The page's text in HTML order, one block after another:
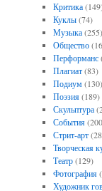
Критика
Куклы(74)
Музыка(255)
Общество
Перформанс
Плагиат(83)
Подиум(130)
Поэзия(189)
Скульптура
События
Стрит-арт
Творческая
Театр(129)
Фотография
Художник